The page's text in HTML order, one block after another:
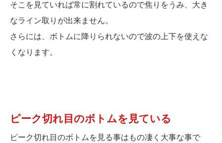
そこを見ていれば常に割れているので焦りをうみ、大き
なライン取りが出来ません。
さらには、ボトムに降りられないので波の上下を使えな
くなります。
ピーク切れ目のボトムを見ている
ピーク切れ目のボトムを見る事はもの凄く大事な事で